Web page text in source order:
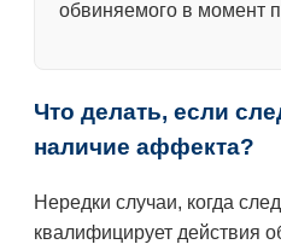
обвиняемого в момент
Что делать, если
наличие аффекта?
Нередки случаи, когда
квалифицирует действия